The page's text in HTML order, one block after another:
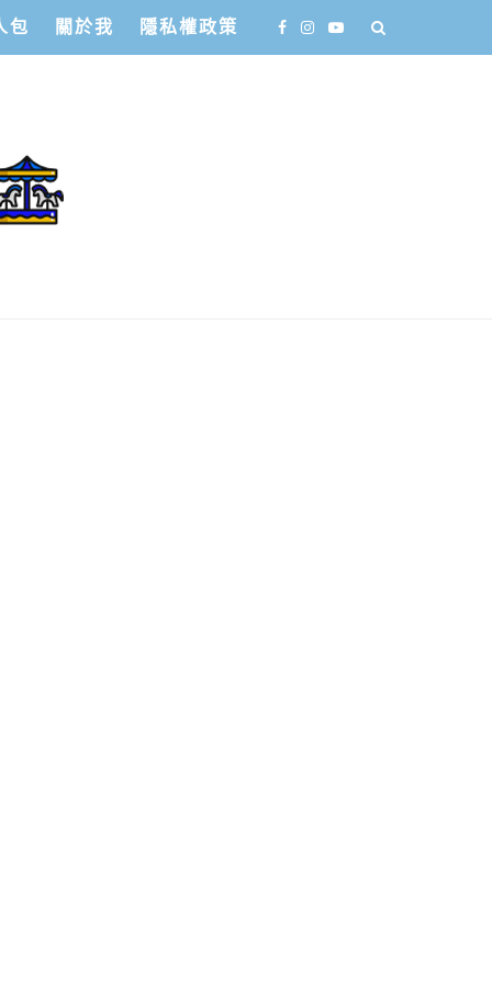
包 關於我 隱私權政策